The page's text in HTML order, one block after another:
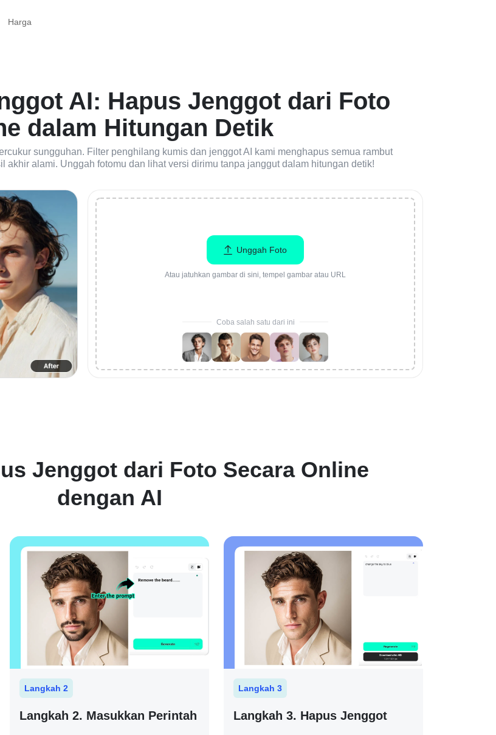
Harga
AI: Hapus Jenggot dari Foto
dalam Hitungan Detik
sungguhan. Filter penghilang kumis dan jenggot AI kami menghapus semua rambut
akhir alami. Unggah fotomu dan lihat versi dirimu tanpa janggut dalam hitungan detik!
Unggah Foto
Atau jatuhkan gambar di sini, tempel gambar atau URL
Coba salah satu dari ini
Jenggot dari Foto Secara Online
dengan AI
Langkah 2
Langkah 2. Masukkan Perintah
Langkah 3
Langkah 3. Hapus Jenggot